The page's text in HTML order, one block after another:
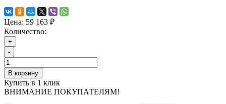
Цена: 59 163 ₽
Количество:
+
-
В корзину
Купить в 1 клик
ВНИМАНИЕ ПОКУПАТЕЛЯМ!